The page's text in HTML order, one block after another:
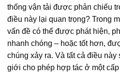
thống vận tải được phản chiếu
điều này lại quan trọng? Trong
vấn đề có thể được phát hiện,
nhanh chóng – hoặc tốt hơn,
chúng xảy ra. Và tất cả điều này
giới cho phép hợp tác ở một